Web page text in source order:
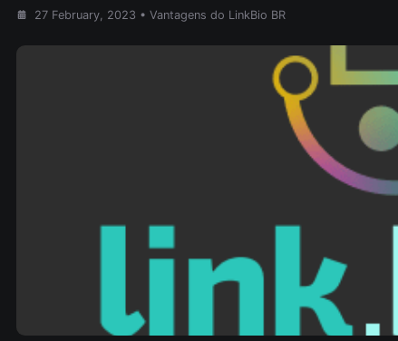
27 February, 2023 • Vantagens do LinkBio BR